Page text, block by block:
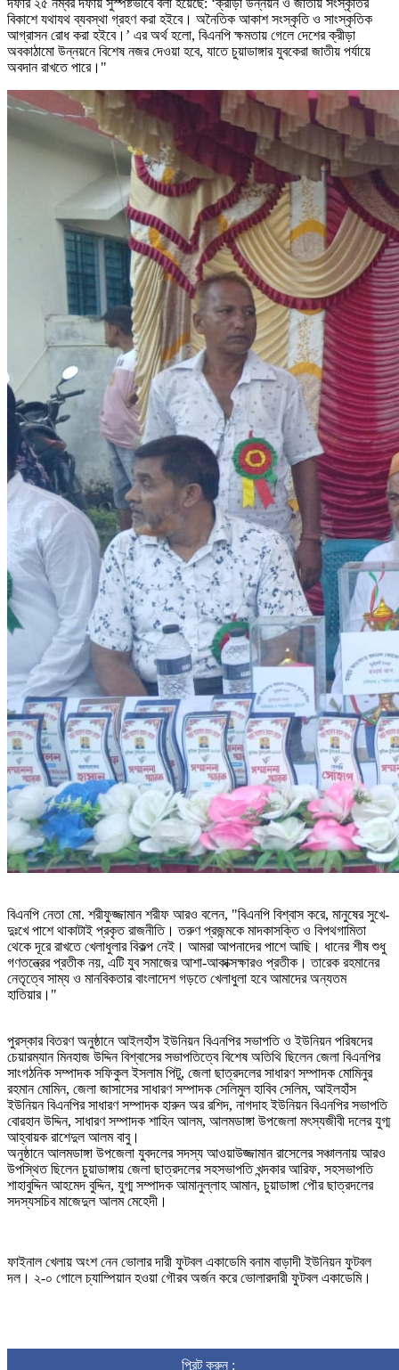
দফার ২৫ নম্বর দফায় সুস্পষ্টভাবে বলা হয়েছে: ‘ক্রীড়া উন্নয়ন ও জাতীয় সংস্কৃতির
বিকাশে যথাযথ ব্যবস্থা গ্রহণ করা হইবে। অনৈতিক আকাশ সংস্কৃতি ও সাংস্কৃতিক
আগ্রাসন রোধ করা হইবে।’ এর অর্থ হলো, বিএনপি ক্ষমতায় গেলে দেশের ক্রীড়া
অবকাঠামো উন্নয়নে বিশেষ নজর দেওয়া হবে, যাতে চুয়াডাঙ্গার যুবকেরা জাতীয় পর্যায়ে
অবদান রাখতে পারে।"
বিএনপি নেতা মো. শরীফুজ্জামান শরীফ আরও বলেন, "বিএনপি বিশ্বাস করে, মানুষের সুখে-
দুঃখে পাশে থাকাটাই প্রকৃত রাজনীতি। তরুণ প্রজন্মকে মাদকাসক্তি ও বিপথগামিতা
থেকে দূরে রাখতে খেলাধুলার বিকল্প নেই। আমরা আপনাদের পাশে আছি। ধানের শীষ শুধু
গণতন্ত্রের প্রতীক নয়, এটি যুব সমাজের আশা-আকাক্সক্ষারও প্রতীক। তারেক রহমানের
নেতৃত্বে সাম্য ও মানবিকতার বাংলাদেশ গড়তে খেলাধুলা হবে আমাদের অন্যতম
হাতিয়ার।"
পুরস্কার বিতরণ অনুষ্ঠানে আইলহাঁস ইউনিয়ন বিএনপির সভাপতি ও ইউনিয়ন পরিষদের
চেয়ারম্যান মিনহাজ উদ্দিন বিশ্বাসের সভাপতিত্বে বিশেষ অতিথি ছিলেন জেলা বিএনপির
সাংগঠনিক সম্পাদক সফিকুল ইসলাম পিটু, জেলা ছাত্রদলের সাধারণ সম্পাদক মোমিনুর
রহমান মোমিন, জেলা জাসাসের সাধারণ সম্পাদক সেলিমুল হাবিব সেলিম, আইলহাঁস
ইউনিয়ন বিএনপির সাধারণ সম্পাদক হারুন অর রশিদ, নাগদাহ ইউনিয়ন বিএনপির সভাপতি
বোরহান উদ্দিন, সাধারণ সম্পাদক শাহিন আলম, আলমডাঙ্গা উপজেলা মৎস্যজীবী দলের যুগ্ম
আহ্বায়ক রাশেদুল আলম বাবু।
অনুষ্ঠানে আলমডাঙ্গা উপজেলা যুবদলের সদস্য আওয়াউজ্জামান রাসেলের সঞ্চালনায় আরও
উপস্থিত ছিলেন চুয়াডাঙ্গায় জেলা ছাত্রদলের সহসভাপতি খন্দকার আরিফ, সহসভাপতি
শাহাবুদ্দিন আহমেদ বুদ্দিন, যুগ্ম সম্পাদক আমানুল্লাহ আমান, চুয়াডাঙ্গা পৌর ছাত্রদলের
সদস্যসচিব মাজেদুল আলম মেহেদী।
ফাইনাল খেলায় অংশ নেন ভোলার দারী ফুটবল একাডেমি বনাম বাড়াদী ইউনিয়ন ফুটবল
দল। ২-০ গোলে চ্যাম্পিয়ান হওয়া গৌরব অর্জন করে ভোলারদারী ফুটবল একাডেমি।
প্রিন্ট করুন :